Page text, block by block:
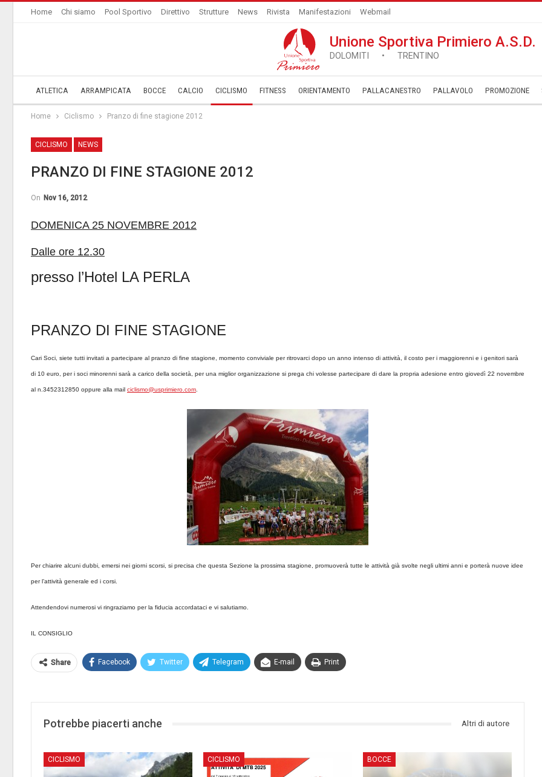
Home Chi siamo Pool Sportivo Direttivo Strutture News Rivista Manifestazioni Webmail
Unione Sportiva Primiero A.S.D.
DOLOMITI • TRENTINO
ATLETICA ARRAMPICATA BOCCE CALCIO CICLISMO FITNESS ORIENTAMENTO PALLACANESTRO PALLAVOLO ­PROMOZIONE
Home Ciclismo Pranzo di fine stagione 2012
CICLISMO NEWS
PRANZO DI FINE STAGIONE 2012
On Nov 16, 2012
DOMENICA 25 NOVEMBRE 2012
Dalle ore 12.30
presso l’Hotel LA PERLA
PRANZO DI FINE STAGIONE
Cari Soci, siete tutti invitati a partecipare al pranzo di fine stagione, momento conviviale per ritrovarci dopo un anno intenso di attività, il costo per i maggiorenni e i genitori sarà
di 10 euro, per i soci minorenni sarà a carico della società, per una miglior organizzazione si prega chi volesse partecipare di dare la propria adesione entro giovedì 22 novembre
al n.3452312850 oppure alla mail ciclismo@usprimiero.com
Per chiarire alcuni dubbi, emersi nei giorni scorsi, si precisa che questa Sezione la prossima stagione, promuoverà tutte le attività già svolte negli ultimi anni e porterà nuove idee
per l’attività generale ed i corsi.
Attendendovi numerosi vi ringraziamo per la fiducia accordataci e vi salutiamo.
IL CONSIGLIO
Share Facebook Twitter Telegram E-mail Print
Potrebbe piacerti anche Altri di autore
CICLISMO CICLISMO BOCCE